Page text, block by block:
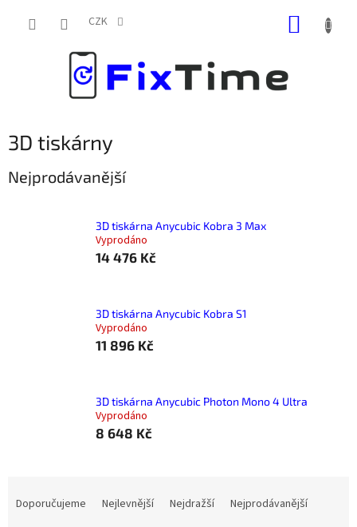
CZK
3D tiskárny
Nejprodávanější
3D tiskárna Anycubic Kobra 3 Max
Vyprodáno
14 476 Kč
3D tiskárna Anycubic Kobra S1
Vyprodáno
11 896 Kč
3D tiskárna Anycubic Photon Mono 4 Ultra
Vyprodáno
8 648 Kč
Doporučujeme Nejlevnější Nejdražší
Nejprodávanější